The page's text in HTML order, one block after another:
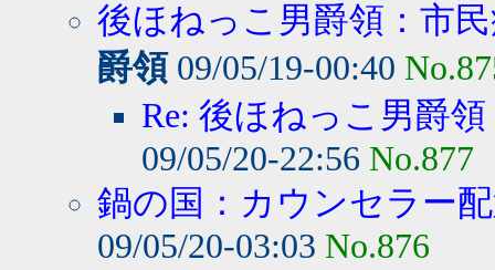
後ほねっこ男爵領：市
爵領09/05/19-00:40
Re: 後ほねっこ男爵
09/05/20-22:56 No.877
鍋の国：カウンセラー
09/05/20-03:03 No.876